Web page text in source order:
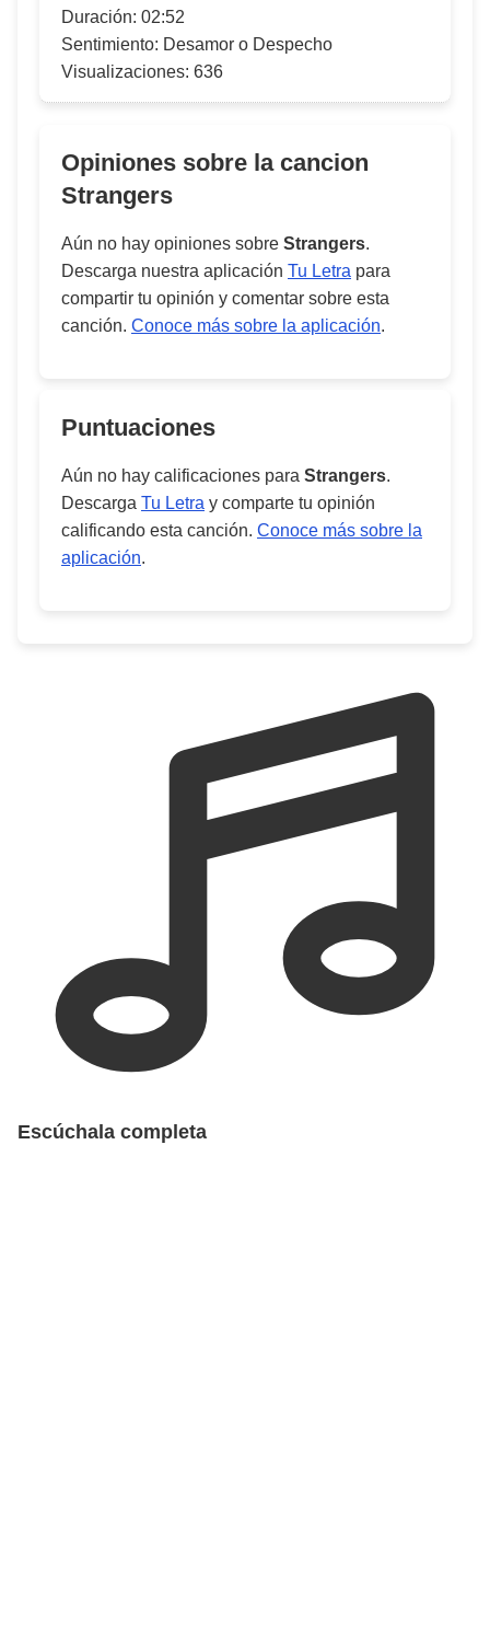
Duración: 02:52
Sentimiento: Desamor o Despecho
Visualizaciones: 636
Opiniones sobre la cancion
Strangers
Aún no hay opiniones sobre Strangers.
Descarga nuestra aplicación Tu Letra para
compartir tu opinión y comentar sobre esta
canción. Conoce más sobre la aplicación.
Puntuaciones
Aún no hay calificaciones para Strangers.
Descarga Tu Letra y comparte tu opinión
calificando esta canción. Conoce más sobre la
aplicación.
Escúchala completa